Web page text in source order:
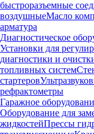
быстроразъемные
воздушныеМасло
арматура
Диагностическое
Установки для
диагностики и
топливных систем
стартеров
рефрактометры
Гаражное
Оборудование для
жидкостейПрессы